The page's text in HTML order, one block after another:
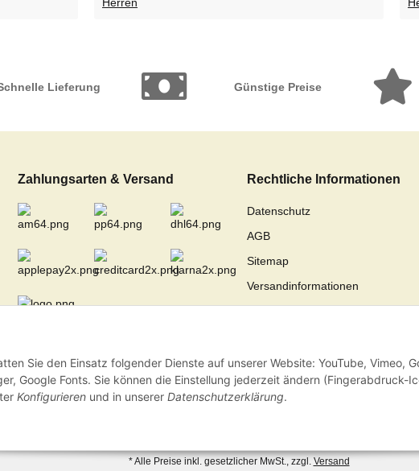
Sie den Einsatz folgender Dienste auf unserer Website: YouTube, Vimeo,
Google Fonts. Sie können die Einstellung jederzeit ändern (Fingerabdruck-
Konfigurieren und in unserer Datenschutzerklärung.
Lieferung Günstige Preise
Zahlungsarten & Versand Rechtliche Informationen
Datenschutz
AGB
Sitemap
Versandinformationen
* Alle Preise inkl. gesetzlicher MwSt., zzgl. Versand